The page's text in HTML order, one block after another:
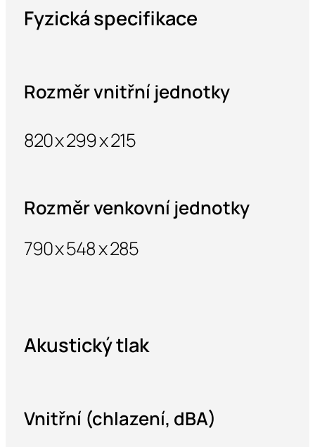
Fyzická specifikace
Rozměr vnitřní jednotky
820 x 299 x 215
Rozměr venkovní jednotky
790 x 548 x 285
Akustický tlak
Vnitřní (chlazení, dBA)